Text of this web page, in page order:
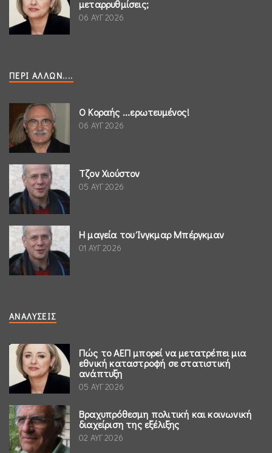
μεταρρυθμίσεις;
06 ΑΥΓ 2026
ΠΕΡΊ ΆΛΛΩΝ....
Ο Κοραής ...ερωτευμένος!
06 ΑΥΓ 2026
Τζον Χιούστον
05 ΑΥΓ 2026
Η μαγεία του Ίνγκμαρ Μπέργκμαν
01 ΑΥΓ 2026
ΑΝΑΛΎΣΕΙΣ
Πώς το ΑΕΠ μπορεί να μετατρέπει μια
εθνική καταστροφή σε στατιστική
ανάπτυξη
05 ΑΥΓ 2026
Βραχυπρόθεσμη πολιτική και κοινωνική
διαχείριση της εξέλιξης
02 ΑΥΓ 2026